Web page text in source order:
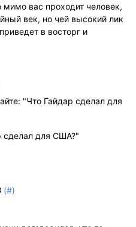
мимо вас проходит человек,
век, но чей высокий лик
в восторг и
"Что Гайдар сделал для
сделал для США?"
(#)